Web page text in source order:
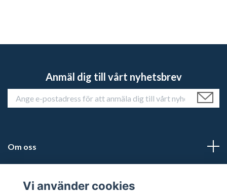
Anmäl dig till vårt nyhetsbrev
Om oss
Vi använder cookies